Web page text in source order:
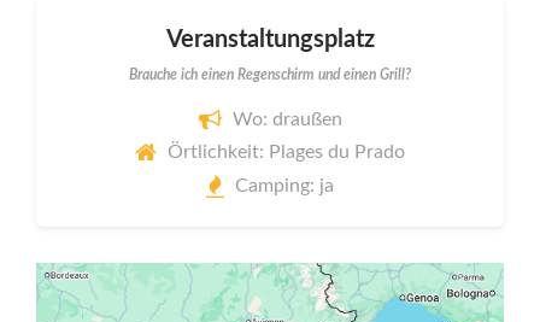
Veranstaltungsplatz
Brauche ich einen Regenschirm und einen Grill?
Wo: draußen
Örtlichkeit: Plages du Prado
Camping: ja